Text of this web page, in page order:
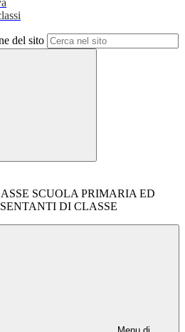
del sito
SCUOLA PRIMARIA ED
DI CLASSE